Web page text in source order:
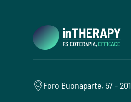
Foro Buonaparte, 57 -